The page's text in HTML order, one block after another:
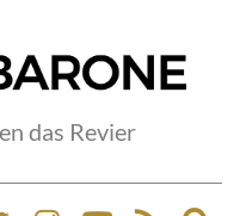
das Revier